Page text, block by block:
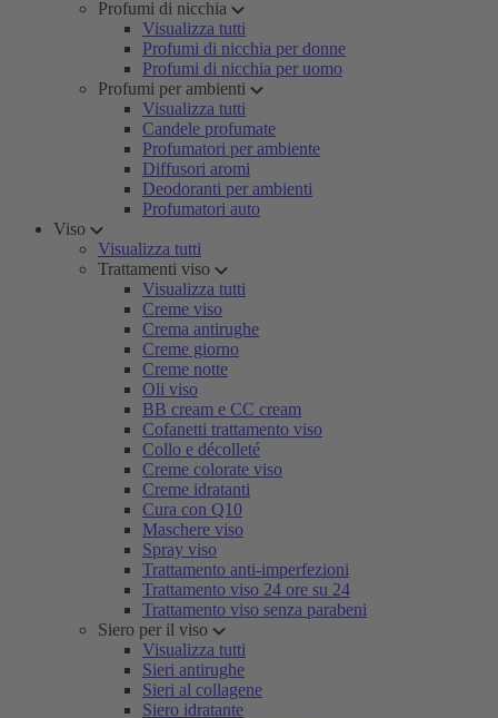
Profumi di nicchia
Visualizza tutti
Profumi di nicchia per donne
Profumi di nicchia per uomo
Profumi per ambienti
Visualizza tutti
Candele profumate
Profumatori per ambiente
Diffusori aromi
Deodoranti per ambienti
Profumatori auto
Viso
Visualizza tutti
Trattamenti viso
Visualizza tutti
Creme viso
Crema antirughe
Creme giorno
Creme notte
Oli viso
BB cream e CC cream
Cofanetti trattamento viso
Collo e décolleté
Creme colorate viso
Creme idratanti
Cura con Q10
Maschere viso
Spray viso
Trattamento anti-imperfezioni
Trattamento viso 24 ore su 24
Trattamento viso senza parabeni
Siero per il viso
Visualizza tutti
Sieri antirughe
Sieri al collagene
Siero idratante